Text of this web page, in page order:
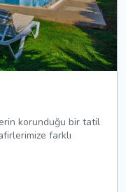
korunduğu bir tatil
farklı